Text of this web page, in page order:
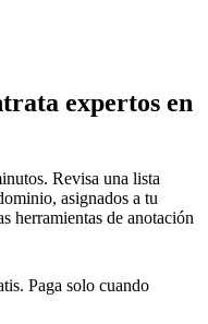
expertos en
Revisa una lista
asignados a tu
herramientas de anotación
Paga solo cuando